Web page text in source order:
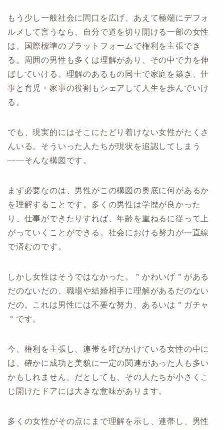
もう少し一般社会に間口を広げ、あえて極端にデフォ
ルメして言うなら、自分で道を切り開ける一部の女性
は、国際標準のプラットフォームで権利を主張でき
る。周囲の男性も多くは理解があり、その中で力を伸
ばしていける。理解のあるもの同士で家庭を築き、仕
事と育児・家事の役割もシェアして人生を歩んでいけ
る。
でも、現実的にはそこにたどり着けない女性がたくさ
んいる。そういった人たちが現状を追認してしまう
――そんな構図です。
まず必要なのは、男性がこの構図の奥底に何があるか
を理解することです。多くの男性は学歴が良かった
り、仕事ができたりすれば、年齢を重ねるに従って上
がっていくことができる。社会における努力が一直線
で済むのです。
しかし女性はそうではなかった。＂かわいげ＂がある
だのないだの、職場や結婚相手に理解があるだのない
だの。これは男性には不要な努力、あるいは＂ガチャ
＂です。
今、権利を主張し、連帯を呼びかけている女性の中に
は、確かに成功と美貌に一定の関連があった人も多い
かもしれません。だとしても、その人たちが小さくこ
じ開けたドアには大きな意味があります。
多くの女性がその点にまで理解を示し、連帯し、男性